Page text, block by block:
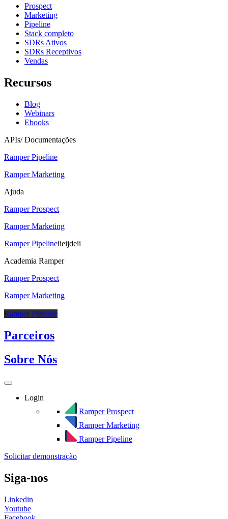
Prospect
Marketing
Pipeline
Stack completo
SDRs Ativos
SDRs Receptivos
Vendas
Recursos
Blog
Webinars
Ebooks
APIs/ Documentações
Ramper Pipeline
Ramper Marketing
Ajuda
Ramper Prospect
Ramper Marketing
Ramper Pipelineiieijdeii
Academia Ramper
Ramper Prospect
Ramper Marketing
Ramper Pipeline
Parceiros
Sobre Nós
Login
Ramper Prospect
Ramper Marketing
Ramper Pipeline
Solicitar demonstração
Siga-nos
Linkedin
Youtube